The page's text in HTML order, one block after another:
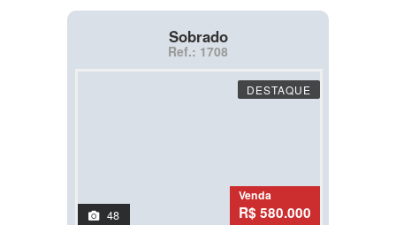
Sobrado
Ref.: 1708
DESTAQUE
48
Venda
R$ 580.000